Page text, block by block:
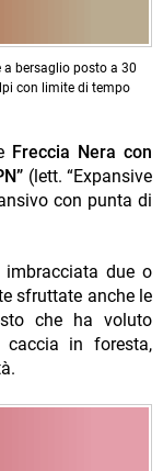
bersaglio posto a 30
con limite di tempo
Freccia Nera con
(lett. “Expansive
con punta di
imbracciata due o
sfruttate anche le
che ha voluto
caccia in foresta,